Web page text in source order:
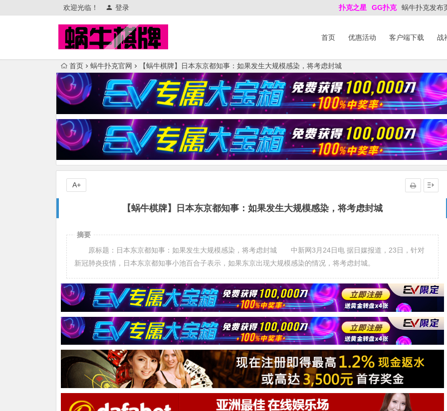
欢迎光临！ 登录 扑克之星 GG扑克 蜗牛扑克发布
首页 优惠活动 客户端下载 战
首页 蜗牛扑克官网 【蜗牛棋牌】日本东京都知事：如果发生大规模感染，将考虑封城
【蜗牛棋牌】日本东京都知事：如果发生大规模感染，将考虑封城
A+
摘要
原标题：日本东京都知事：如果发生大规模感染，将考虑封城 中新网3月24日电 据日媒报道，23日，针对
新冠肺炎疫情，日本东京都知事小池百合子表示，如果东京出现大规模感染的情况，将考虑封城。